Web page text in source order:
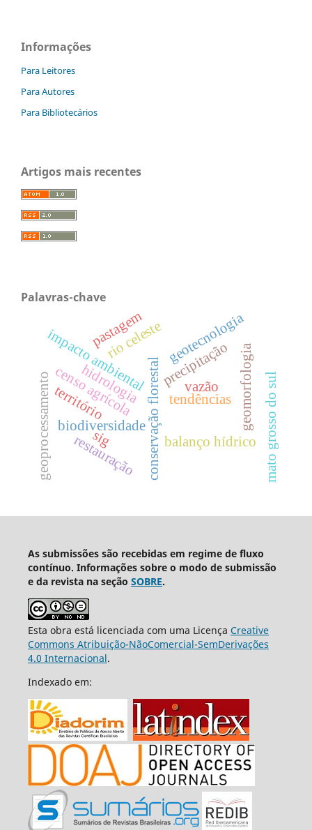
Informações
Para Leitores
Para Autores
Para Bibliotecários
Artigos mais recentes
Palavras-chave
conservação florestal
impacto ambiental
censo agrícola
biodiversidade
rio celeste
tendências
precipitação
vazão
balanço hídrico
geomorfologia
geoprocessamento hidrologia
território mato grosso do sul
restauração
pastagem geotecnologia
sig
As submissões são recebidas em regime de fluxo
contínuo. Informações sobre o modo de submissão
e da revista na seção SOBRE.
Esta obra está licenciada com uma Licença Creative
Commons Atribuição-NãoComercial-SemDerivações
4.0 Internacional.
Indexado em: